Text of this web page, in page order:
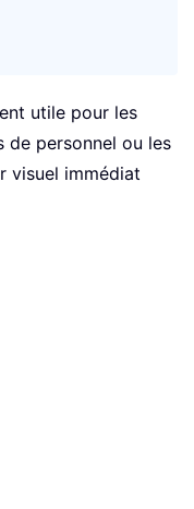
utile pour les
de personnel ou les
visuel immédiat